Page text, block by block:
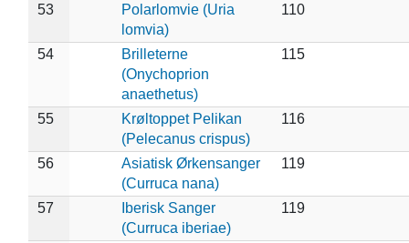
53
Polarlomvie (Uria
lomvia)
110
54
Brilleterne
(Onychoprion
anaethetus)
115
55
Krøltoppet Pelikan
(Pelecanus crispus)
116
56
Asiatisk Ørkensanger
(Curruca nana)
119
57
Iberisk Sanger
(Curruca iberiae)
119